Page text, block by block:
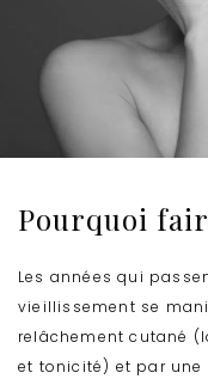
Pourquoi
Les années qui
vieillissement se
relâchement cutané
et tonicité) et par une